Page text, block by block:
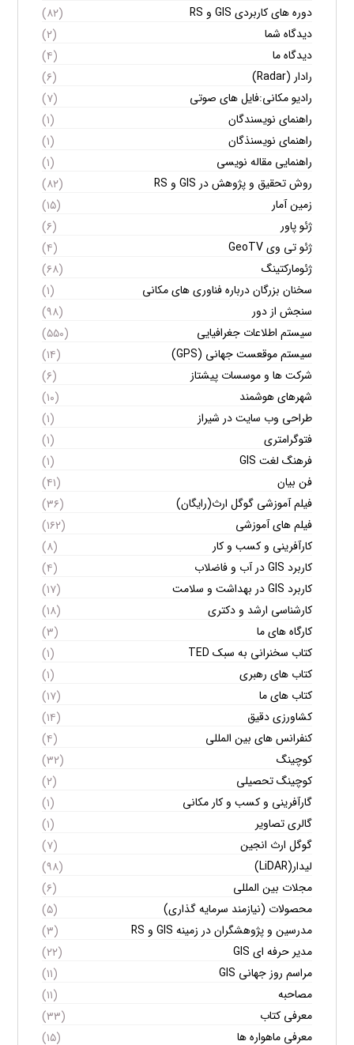
دوره های کاربردی GIS و RS
(۸۲)
دیدگاه شما
(۲)
دیدگاه ما
(۴)
رادار (Radar)
(۶)
رادیو مکانی:فایل های صوتی
(۷)
راهنمای نویسندگان
(۱)
راهنمای نویسنذگان
(۱)
راهنمایی مقاله نویسی
(۱)
روش تحقیق و پژوهش در GIS و RS
(۸۲)
زمین آمار
(۱۵)
ژئو پاور
(۶)
ژئو تی وی GeoTV
(۴)
ژئومارکتینگ
(۶۸)
سخنان بزرگان درباره فناوری های مکانی
(۱)
سنجش از دور
(۹۸)
سیستم اطلاعات جغرافیایی
(۵۵۰)
سیستم موقعست جهانی (GPS)
(۱۴)
شرکت ها و موسسات پیشتاز
(۶)
شهرهای هوشمند
(۱۰)
طراحی وب سایت در شیراز
(۱)
فتوگرامتری
(۱)
فرهنگ لغت GIS
(۱)
فن بیان
(۴۱)
فیلم آموزشی گوگل ارث(رایگان)
(۳۶)
فیلم های آموزشی
(۱۶۲)
کارآفرینی و کسب و کار
(۸)
کاربرد GIS در آب و فاضلاب
(۴)
کاربرد GIS در بهداشت و سلامت
(۱۷)
کارشناسی ارشد و دکتری
(۱۸)
کارگاه های ما
(۳)
کتاب سخنرانی به سبک TED
(۱)
کتاب های رهبری
(۱)
کتاب های ما
(۱۷)
کشاورزی دقیق
(۱۴)
کنفرانس های بین المللی
(۴)
کوچینگ
(۳۲)
کوچینگ تحصیلی
(۲)
گارآفرینی و کسب و کار مکانی
(۱)
گالری تصاویر
(۱)
گوگل ارث انجین
(۷)
لیدار(LiDAR)
(۹۸)
مجلات بین المللی
(۶)
محصولات (نیازمند سرمایه گذاری)
(۵)
مدرسین و پژوهشگران در زمینه GIS و RS
(۳)
مدیر حرفه ای GIS
(۲۲)
مراسم روز جهانی GIS
(۱۱)
مصاحبه
(۱۱)
معرفی کتاب
(۳۳)
معرفی ماهواره ها
(۱۵)